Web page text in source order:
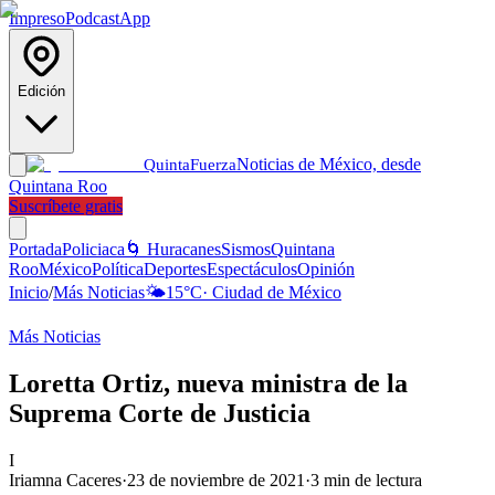
ImpresoPodcastApp
Edición
QuintaFuerzaNoticias de México, desde
Quintana Roo
Suscríbete gratis
PortadaPoliciaca 🌀 HuracanesSismosQuintana
RooMéxicoPolíticaDeportesEspectáculosOpinión
Inicio/Más Noticias🌤️15°C· Ciudad de México
Más Noticias
Loretta Ortiz, nueva ministra de la
Suprema Corte de Justicia
I
Iriamna Caceres·23 de noviembre de 2021 ·3 min de lectura